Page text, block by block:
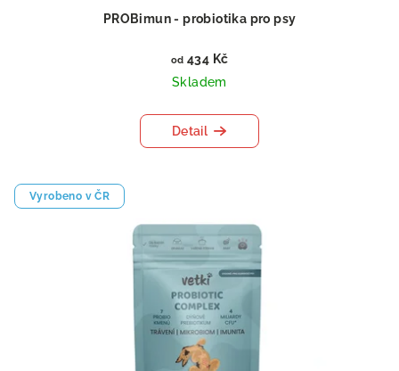
PROBimun - probiotika pro psy
od 434 Kč
Skladem
Detail
Vyrobeno v ČR